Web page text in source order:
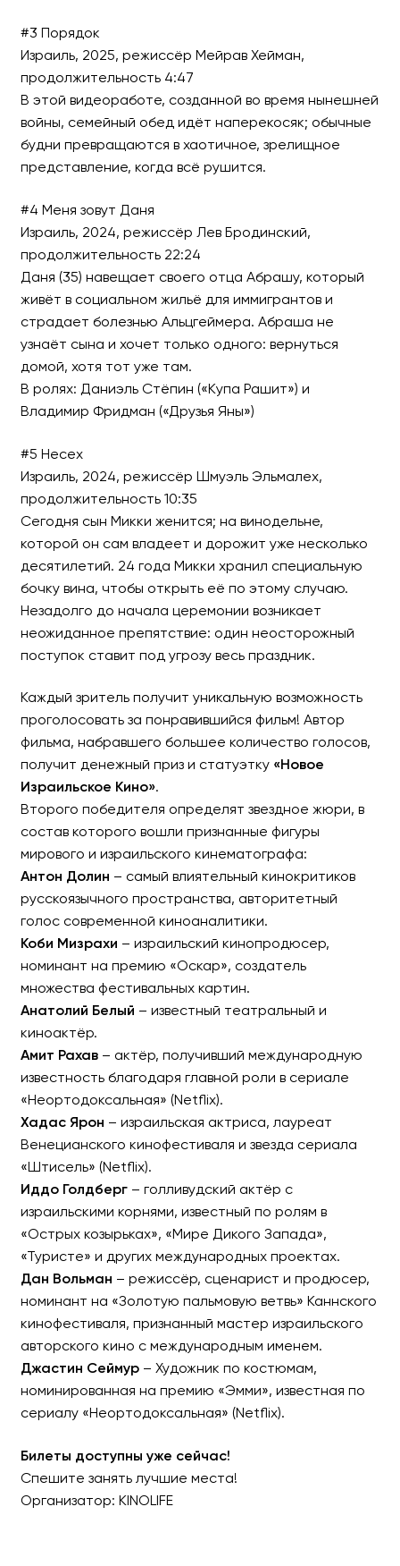
#3 Порядок
Израиль, 2025, режиссёр Мейрав Хейман,
продолжительность 4:47
В этой видеоработе, созданной во время нынешней
войны, семейный обед идёт наперекосяк; обычные
будни превращаются в хаотичное, зрелищное
представление, когда всё рушится.
#4 Меня зовут Даня
Израиль, 2024, режиссёр Лев Бродинский,
продолжительность 22:24
Даня (35) навещает своего отца Абрашу, который
живёт в социальном жильё для иммигрантов и
страдает болезнью Альцгеймера. Абраша не
узнаёт сына и хочет только одного: вернуться
домой, хотя тот уже там.
В ролях: Даниэль Стёпин («Купа Рашит») и
Владимир Фридман («Друзья Яны»)
#5 Несех
Израиль, 2024, режиссёр Шмуэль Эльмалех,
продолжительность 10:35
Сегодня сын Микки женится; на винодельне,
которой он сам владеет и дорожит уже несколько
десятилетий. 24 года Микки хранил специальную
бочку вина, чтобы открыть её по этому случаю.
Незадолго до начала церемонии возникает
неожиданное препятствие: один неосторожный
поступок ставит под угрозу весь праздник.
Каждый зритель получит уникальную возможность
проголосовать за понравившийся фильм! Автор
фильма, набравшего большее количество голосов,
получит денежный приз и статуэтку «Новое
Израильское Кино».
Второго победителя определят звездное жюри, в
состав которого вошли признанные фигуры
мирового и израильского кинематографа:
Антон Долин – самый влиятельный кинокритиков
русскоязычного пространства, авторитетный
голос современной киноаналитики.
Коби Мизрахи – израильский кинопродюсер,
номинант на премию «Оскар», создатель
множества фестивальных картин.
Анатолий Белый – известный театральный и
киноактёр.
Амит Рахав– актёр, получивший международную
известность благодаря главной роли в сериале
«Неортодоксальная» (Netflix).
Хадас Ярон – израильская актриса, лауреат
Венецианского кинофестиваля и звезда сериала
«Штисель» (Netflix).
Иддо Голдберг– голливудский актёр с
израильскими корнями, известный по ролям в
«Острых козырьках», «Мире Дикого Запада»,
«Туристе» и других международных проектах.
Дан Вольман – режиссёр, сценарист и продюсер,
номинант на «Золотую пальмовую ветвь» Каннского
кинофестиваля, признанный мастер израильского
авторского кино с международным именем.
Джастин Сеймур– Художник по костюмам,
номинированная на премию «Эмми», известная по
сериалу «Неортодоксальная» (Netflix).
Билеты доступны уже сейчас!
Спешите занять лучшие места!
Организатор: KINOLIFE